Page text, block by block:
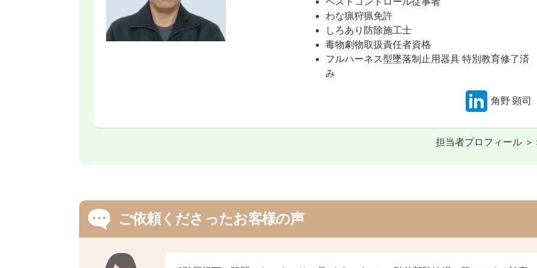
わな猟狩猟免許
しろあり防除施工士
毒物劇物取扱責任者資格
フルハーネス型墜落制止用器具 特別教育修了済
み
角野 顕司
担当者プロフィール ＞
ご依頼くださったお客様の声